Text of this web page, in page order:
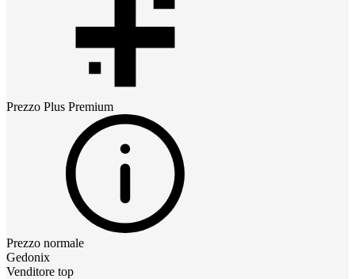
Prezzo Plus Premium
Prezzo normale
Gedonix
Venditore top